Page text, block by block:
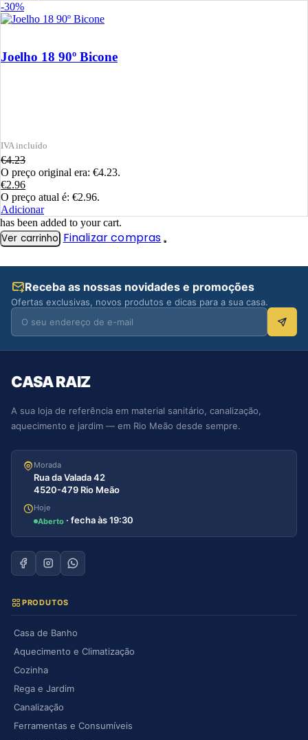
-30%
Joelho 18 90º Bicone
€4.23
O preço original era: €4.23.
€2.96
O preço atual é: €2.96.
Adicionar
has been added to your cart.
Ver carrinho Finalizar compras
Receba as nossas novidades e promoções
Ofertas exclusivas, novos produtos e dicas para a sua casa.
CASA RAIZ
A sua loja de referência em material sanitário, canalização,
aquecimento e jardim — em Rio Meão desde sempre.
Morada
Rua da Valada 42
4520-479 Rio Meão
Hoje
Aberto · fecha às 19:30
PRODUTOS
Casa de Banho
Aquecimento e Climatização
Cozinha
Rega e Jardim
Canalização
Ferramentas e Consumíveis